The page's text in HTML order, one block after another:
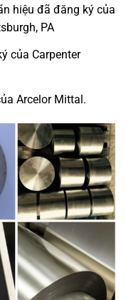
hiệu đã đăng ký của
PA
của Carpenter
Arcelor Mittal.